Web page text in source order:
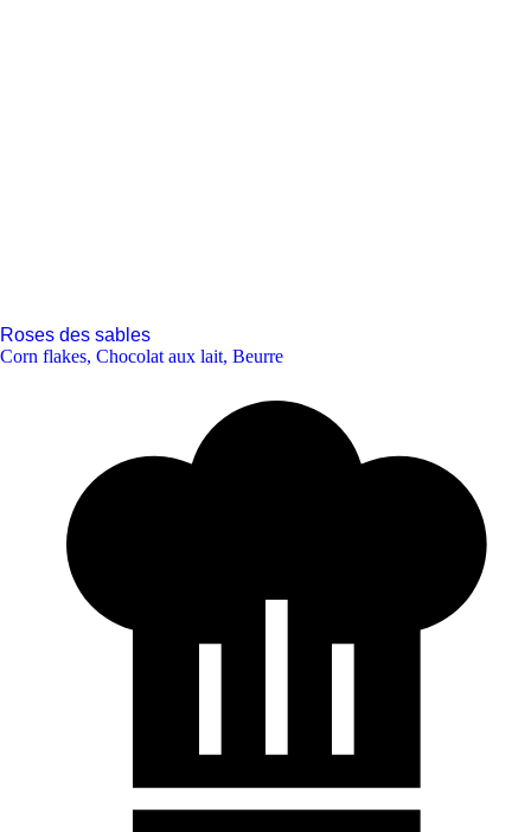
Roses des sables
Corn flakes, Chocolat aux lait, Beurre